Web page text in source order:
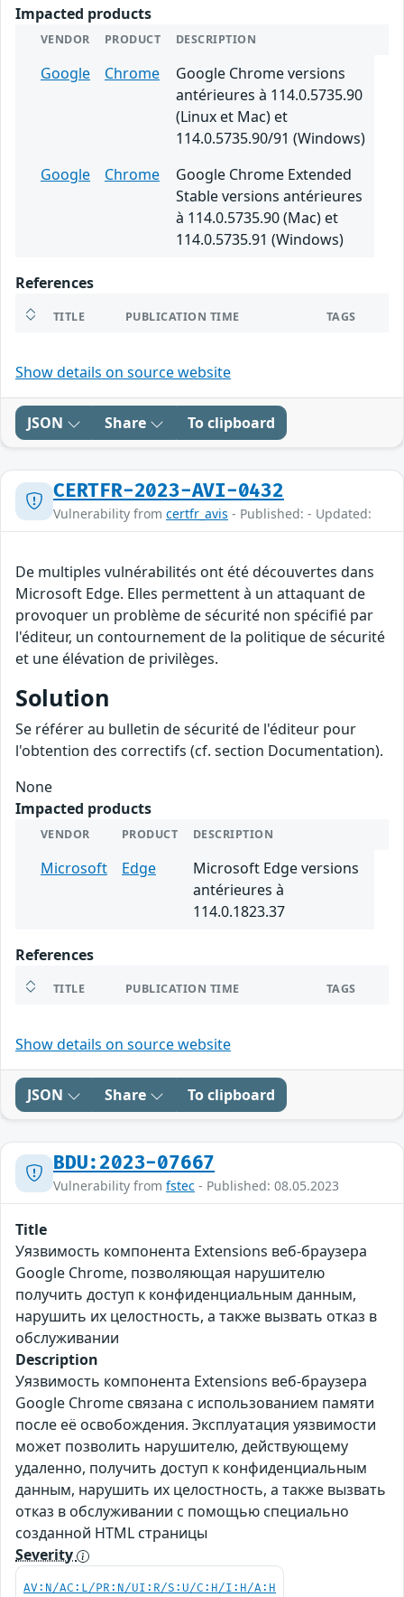
Impacted products
VENDOR PRODUCT DESCRIPTION
Google Chrome
Google Chrome versions
antérieures à 114.0.5735.90
(Linux et Mac) et
114.0.5735.90/91 (Windows)
Google
Chrome
Google Chrome Extended
Stable versions antérieures
à 114.0.5735.90 (Mac) et
114.0.5735.91 (Windows)
References
TITLE PUBLICATION TIME TAGS
Show details on source website
JSON Share To clipboard
CERTFR-2023-AVI-0432
Vulnerability from certfr_avis - Published: - Updated:
De multiples vulnérabilités ont été découvertes dans
Microsoft Edge. Elles permettent à un attaquant de
provoquer un problème de sécurité non spécifié par
l'éditeur, un contournement de la politique de sécurité
et une élévation de privilèges.
Solution
Se référer au bulletin de sécurité de l'éditeur pour
l'obtention des correctifs (cf. section Documentation).
None
Impacted products
VENDOR PRODUCT DESCRIPTION
Microsoft Edge
Microsoft Edge versions
antérieures à
114.0.1823.37
References
TITLE PUBLICATION TIME TAGS
Show details on source website
JSON Share To clipboard
BDU:2023-07667
Vulnerability from fstec - Published: 08.05.2023
Title
Уязвимость компонента Extensions веб-браузера
Google Chrome, позволяющая нарушителю
получить доступ к конфиденциальным данным,
нарушить их целостность, а также вызвать отказ в
обслуживании
Description
Уязвимость компонента Extensions веб-браузера
Google Chrome связана с использованием памяти
после её освобождения. Эксплуатация уязвимости
может позволить нарушителю, действующему
удаленно, получить доступ к конфиденциальным
данным, нарушить их целостность, а также вызвать
отказ в обслуживании с помощью специально
созданной HTML страницы
Severity
AV:N/AC:L/PR:N/UI:R/S:U/C:H/I:H/A:H